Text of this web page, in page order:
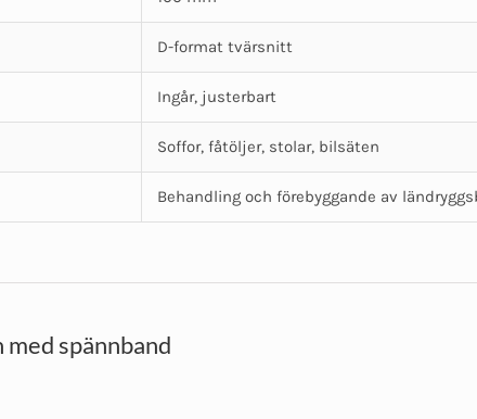
D-format tvärsnitt
Ingår, justerbart
Soffor, fåtöljer, stolar, bilsäten
Behandling och förebyggande av
spännband